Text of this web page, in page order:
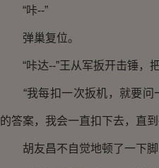
“咔--”
弹巢复位。
“咔达--”王从军扳开击锤，把
“我每扣一次扳机，就要问
的答案，我会一直扣下去，直到
胡友昌不自觉地顿了一下脚